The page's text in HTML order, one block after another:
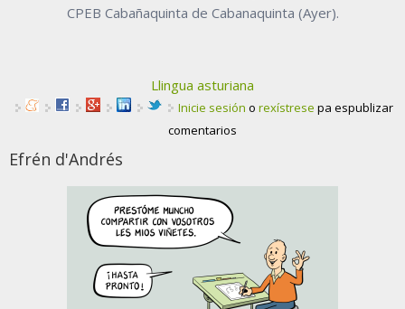
CPEB Cabañaquinta de Cabanaquinta (Ayer).
Llingua asturiana
Inicie sesión o rexístrese pa espublizar
comentarios
Efrén d'Andrés